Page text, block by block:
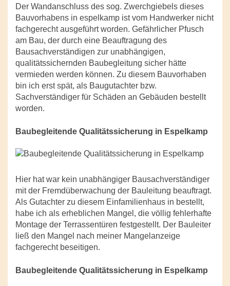
Der Wandanschluss des sog. Zwerchgiebels dieses
Bauvorhabens in espelkamp ist vom Handwerker nicht
fachgerecht ausgeführt worden. Gefährlicher Pfusch
am Bau, der durch eine Beauftragung des
Bausachverständigen zur unabhängigen,
qualitätssichernden Baubegleitung sicher hätte
vermieden werden können. Zu diesem Bauvorhaben
bin ich erst spät, als Baugutachter bzw.
Sachverständiger für Schäden an Gebäuden bestellt
worden.
Baubegleitende Qualitätssicherung in Espelkamp
Hier hat war kein unabhängiger Bausachverständiger
mit der Fremdüberwachung der Bauleitung beauftragt.
Als Gutachter zu diesem Einfamilienhaus in bestellt,
habe ich als erheblichen Mangel, die völlig fehlerhafte
Montage der Terrassentüren festgestellt. Der Bauleiter
ließ den Mangel nach meiner Mangelanzeige
fachgerecht beseitigen.
Baubegleitende Qualitätssicherung in Espelkamp